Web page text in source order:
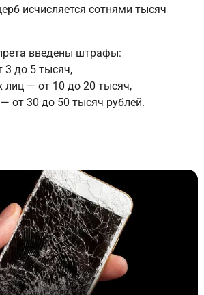
исчисляется сотнями тысяч
введены штрафы:
3 до 5 тысяч,
— от 10 до 20 тысяч,
от 30 до 50 тысяч рублей.